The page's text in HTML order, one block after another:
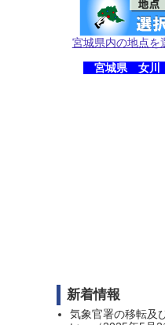
宮城県内の地点を
宮城県 女川
新着情報
気象官署の移転及